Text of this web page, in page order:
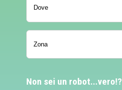
Non sei un robot...vero!?